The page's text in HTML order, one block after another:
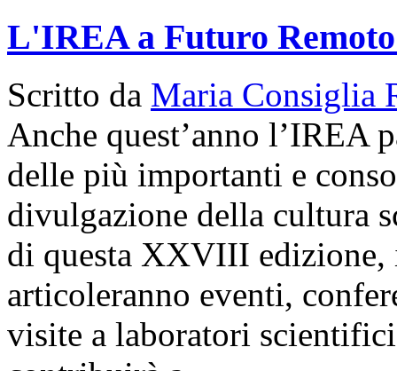
L'IREA a Futuro Remoto
Scritto da Maria Consiglia
Anche quest’anno l’IREA
delle più importanti e
divulgazione della cultura
di questa XXVIII edizione,
articoleranno eventi,
visite a laboratori